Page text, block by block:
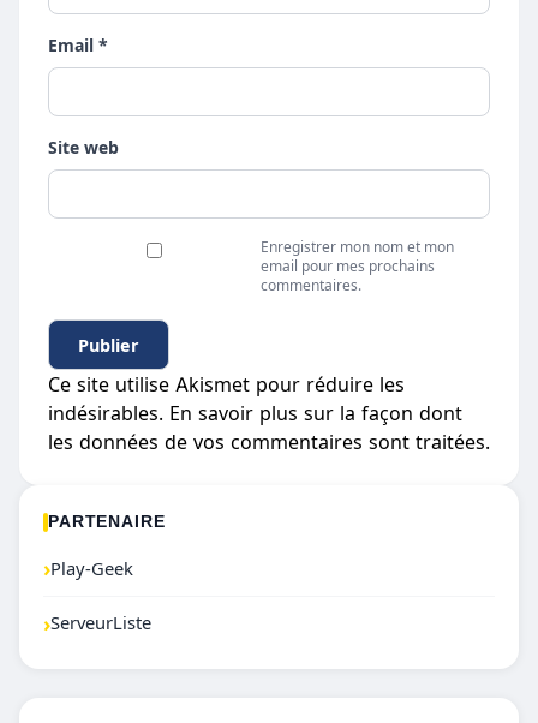
Email *
Site web
Enregistrer mon nom et mon
email pour mes prochains
commentaires.
Ce site utilise Akismet pour réduire les
indésirables. En savoir plus sur la façon dont
les données de vos commentaires sont traitées.
PARTENAIRE
›Play-Geek
›ServeurListe